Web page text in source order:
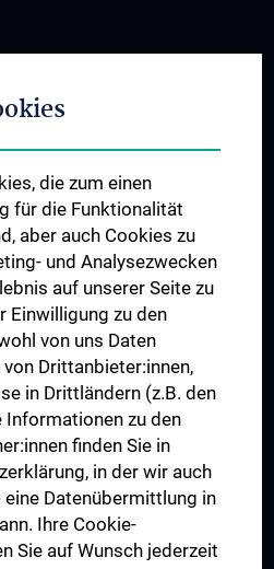
die zum einen
für die Funktionalität
aber auch Cookies zu
und Analysezwecken
auf unserer Seite zu
Einwilligung zu den
von uns Daten
Drittanbieter:innen,
in Drittländern (z.B. den
Informationen zu den
finden Sie in
in der wir auch
eine Datenübermittlung in
Ihre Cookie-
Sie auf Wunsch jederzeit